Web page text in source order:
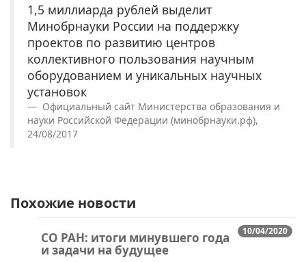
1,5 миллиарда рублей выделит
Минобрнауки России на поддержку
проектов по развитию центров
коллективного пользования научным
оборудованием и уникальных научных
установок
Официальный сайт Министерства образования и
науки Российской Федерации (минобрнауки.рф),
24/08/2017
Похожие новости
10/04/2020
СО РАН: итоги минувшего года
и задачи на будущее